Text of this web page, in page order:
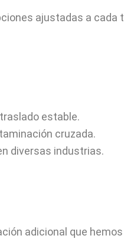
ajustadas a cada
estable.
cruzada.
diversas industrias.
adicional que